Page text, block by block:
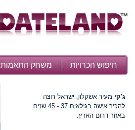
חיפוש הכרויות משחק התאמות
ג'קי מעיר אשקלון, ישראל רוצה
להכיר אישה בגילאים 37 - 45 שנים
באזור דרום הארץ.